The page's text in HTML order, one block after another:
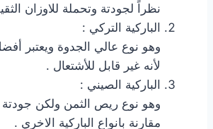
نظراً لجودتة وتحملة للاوزان
الباركية التركي :
وهو نوع عالي الجدوة ويعتبر
لأنه غير قابل للأشتعال .
الباركية الصيني :
وهو نوع ريص الثمن ولكن
مقارنة بانواع الباركية الاخري .